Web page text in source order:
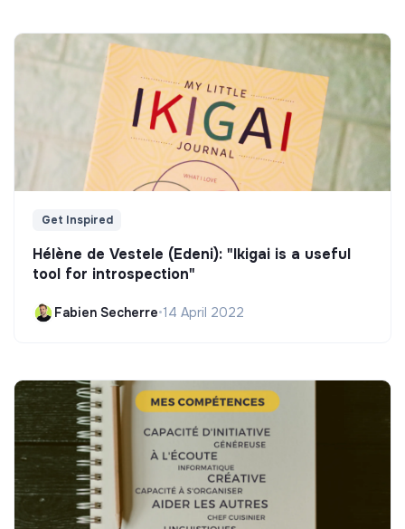
Get Inspired
Hélène de Vestele (Edeni): "Ikigai is a useful
tool for introspection"
Fabien Secherre•14 April 2022